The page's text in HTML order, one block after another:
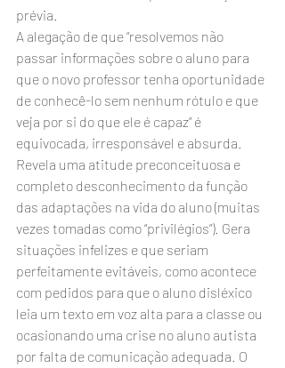
prévia.
A alegação de que “resolvemos não
passar informações sobre o aluno para
que o novo professor tenha oportunidade
de conhecê-lo sem nenhum rótulo e que
veja por si do que ele é capaz” é
equivocada, irresponsável e absurda.
Revela uma atitude preconceituosa e
completo desconhecimento da função
das adaptações na vida do aluno (muitas
vezes tomadas como “privilégios”). Gera
situações infelizes e que seriam
perfeitamente evitáveis, como acontece
com pedidos para que o aluno disléxico
leia um texto em voz alta para a classe ou
ocasionando uma crise no aluno autista
por falta de comunicação adequada. O